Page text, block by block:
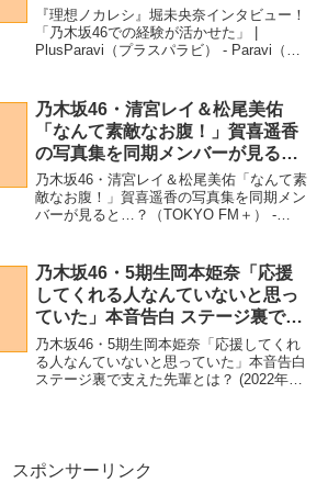
ラビ） – Paravi（プラスパラビ）
『理想ノカレシ』堀未央奈インタビュー！
「乃木坂46での経験が活かせた」 |
PlusParavi（プラスパラビ） - Paravi（プ
坂46での経験が活かせた」 ...
乃木坂46・清宮レイ＆松尾美佑
「なんて素敵なお腹！」賀喜遥香
の写真集を同期メンバーが見る
と…？（TOKYO FM＋） –
Yahoo!ニュース – Yahoo!ニュー
ス
乃木坂46・清宮レイ＆松尾美佑「なんて素
敵なお腹！」賀喜遥香の写真集を同期メン
バーが見ると…？（TOKYO FM＋） -
佑「なんて素敵なお腹！...
乃木坂46・5期生岡本姫奈「応援
してくれる人なんていないと思っ
ていた」本音告白 ステージ裏で支
えた先輩とは？ (2022年5月24日) –
Excite Bit コネタ
乃木坂46・5期生岡本姫奈「応援してくれ
る人なんていないと思っていた」本音告白
ステージ裏で支えた先輩とは？ (2022年5
スポンサーリンク